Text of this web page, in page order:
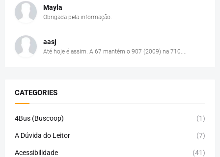
Mayla
Obrigada pela informação.
aasj
Até hoje é assim. A 67 mantém o 907 (2009) na 710....
CATEGORIES
4Bus (Buscoop) (1)
A Dúvida do Leitor (7)
Acessibilidade (41)